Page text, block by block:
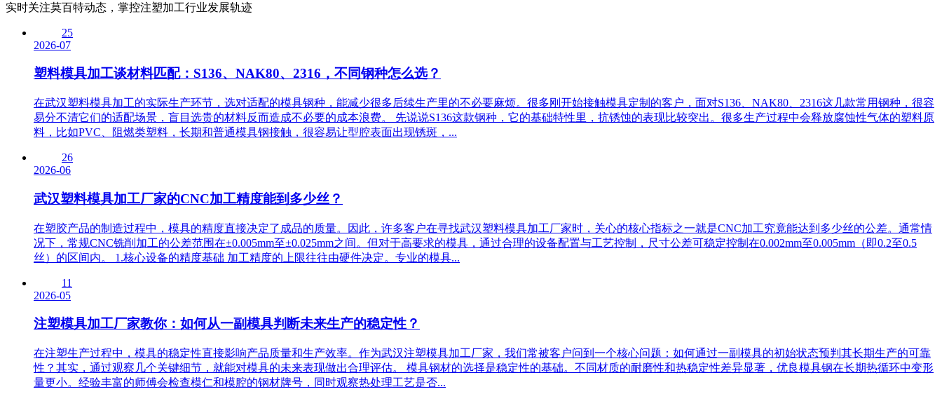
实时关注莫百特动态，掌控注塑加工行业发展轨迹
25
2026-07
塑料模具加工谈材料匹配：S136、NAK80、2316，不同钢种怎么选？
在武汉塑料模具加工的实际生产环节，选对适配的模具钢种，能减少很多后续生产里的不必要麻烦。很多刚开始接触模具定制的客户，面对S136、NAK80、2316这几款常用钢种，很容
易分不清它们的适配场景，盲目选贵的材料反而造成不必要的成本浪费。 先说说S136这款钢种，它的基础特性里，抗锈蚀的表现比较突出。很多生产过程中会释放腐蚀性气体的塑料原
料，比如PVC、阻燃类塑料，长期和普通模具钢接触，很容易让型腔表面出现锈斑，...
26
2026-06
武汉塑料模具加工厂家的CNC加工精度能到多少丝？
在塑胶产品的制造过程中，模具的精度直接决定了成品的质量。因此，许多客户在寻找武汉塑料模具加工厂家时，关心的核心指标之一就是CNC加工究竟能达到多少丝的公差。通常情
况下，常规CNC铣削加工的公差范围在±0.005mm至±0.025mm之间。但对于高要求的模具，通过合理的设备配置与工艺控制，尺寸公差可稳定控制在0.002mm至0.005mm（即0.2至0.5
丝）的区间内。 1.核心设备的精度基础 加工精度的上限往往由硬件决定。专业的模具...
11
2026-05
注塑模具加工厂家教你：如何从一副模具判断未来生产的稳定性？
在注塑生产过程中，模具的稳定性直接影响产品质量和生产效率。作为武汉注塑模具加工厂家，我们常被客户问到一个核心问题：如何通过一副模具的初始状态预判其长期生产的可靠
性？其实，通过观察几个关键细节，就能对模具的未来表现做出合理评估。 模具钢材的选择是稳定性的基础。不同材质的耐磨性和热稳定性差异显著，优良模具钢在长期热循环中变形
量更小。经验丰富的师傅会检查模仁和模腔的钢材牌号，同时观察热处理工艺是否...